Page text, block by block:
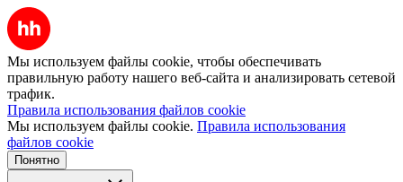
Мы используем файлы cookie, чтобы обеспечивать
правильную работу нашего веб-сайта и анализировать сетевой
трафик.
Правила использования файлов cookie
Мы используем файлы cookie. Правила использования
файлов cookie
Понятно